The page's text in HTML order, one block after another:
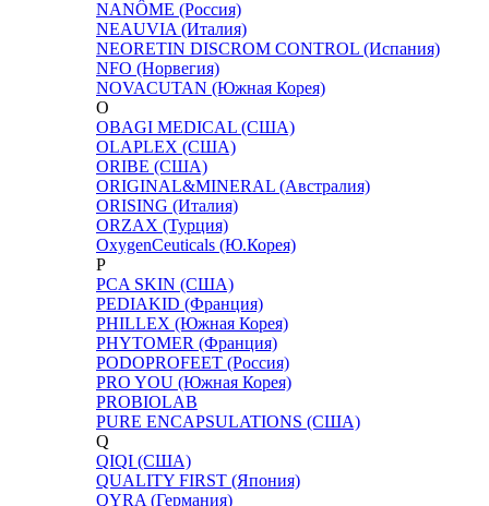
NANÔME (Россия)
NEAUVIA (Италия)
NEORETIN DISCROM CONTROL (Испания)
NFO (Норвегия)
NOVACUTAN (Южная Корея)
O
OBAGI MEDICAL (США)
OLAPLEX (США)
ORIBE (США)
ORIGINAL&MINERAL (Австралия)
ORISING (Италия)
ORZAX (Турция)
OxygenCeuticals (Ю.Корея)
P
PCA SKIN (США)
PEDIAKID (Франция)
PHILLEX (Южная Корея)
PHYTOMER (Франция)
PODOPROFEET (Россия)
PRO YOU (Южная Корея)
PROBIOLAB
PURE ENCAPSULATIONS (США)
Q
QIQI (США)
QUALITY FIRST (Япония)
QYRA (Германия)